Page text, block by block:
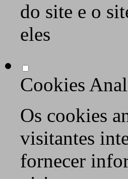
do site e o
eles
Cookies
Os cookies
visitantes
fornecer